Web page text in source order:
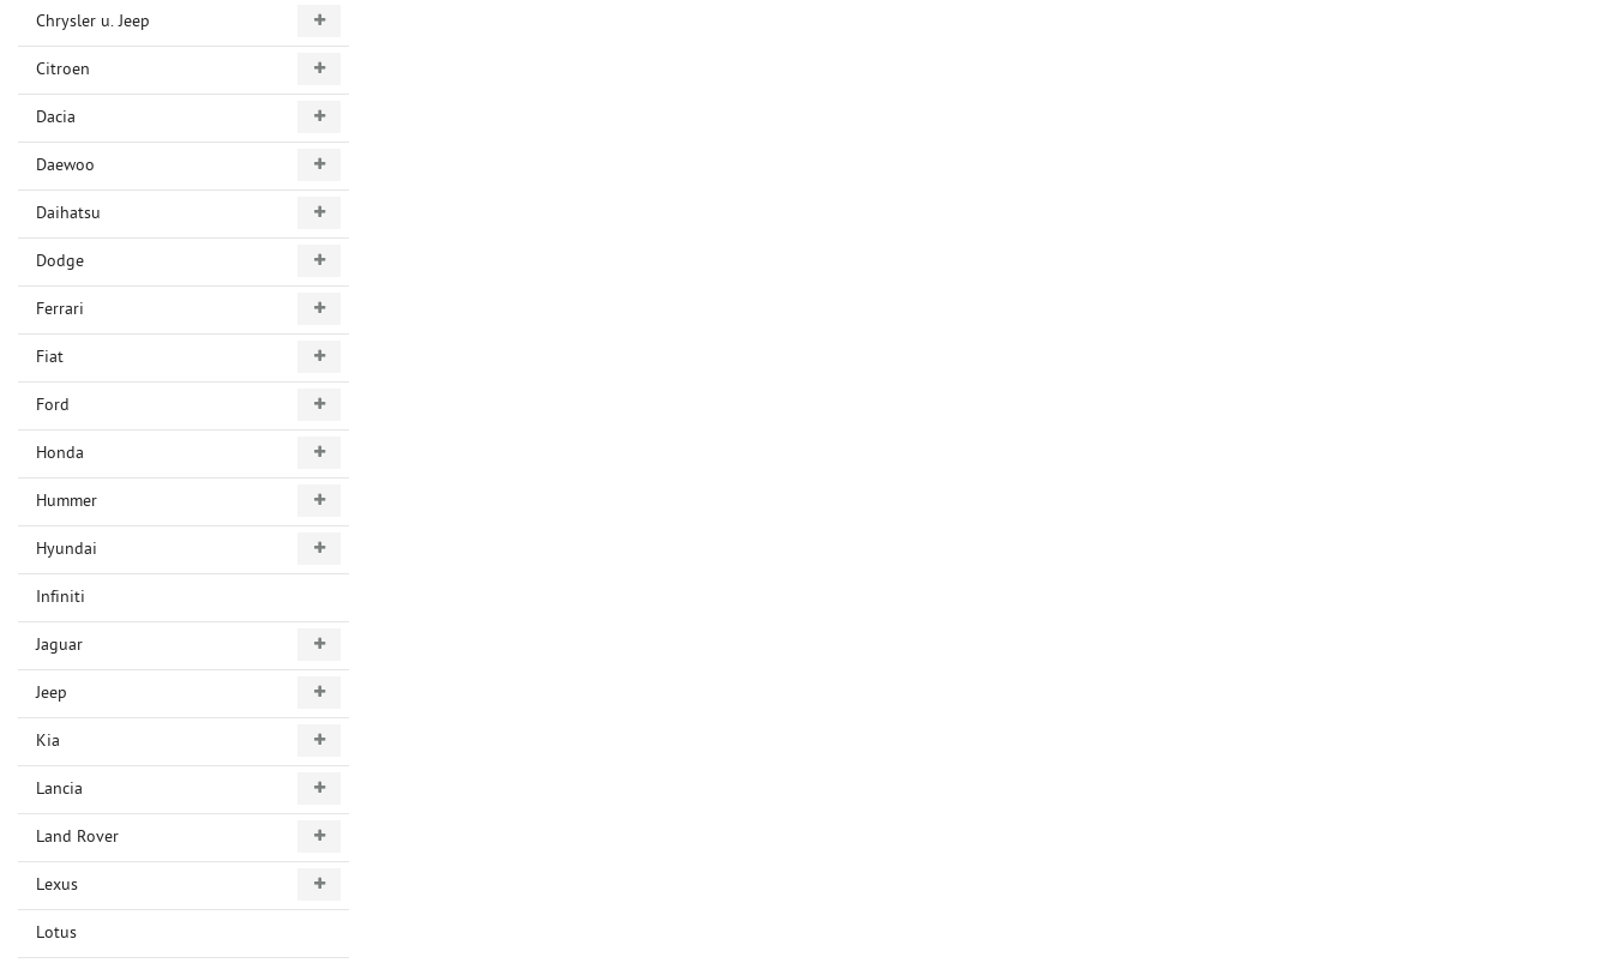
Chrysler u. Jeep
Citroen
Dacia
Daewoo
Daihatsu
Dodge
Ferrari
Fiat
Ford
Honda
Hummer
Hyundai
Infiniti
Jaguar
Jeep
Kia
Lancia
Land Rover
Lexus
Lotus